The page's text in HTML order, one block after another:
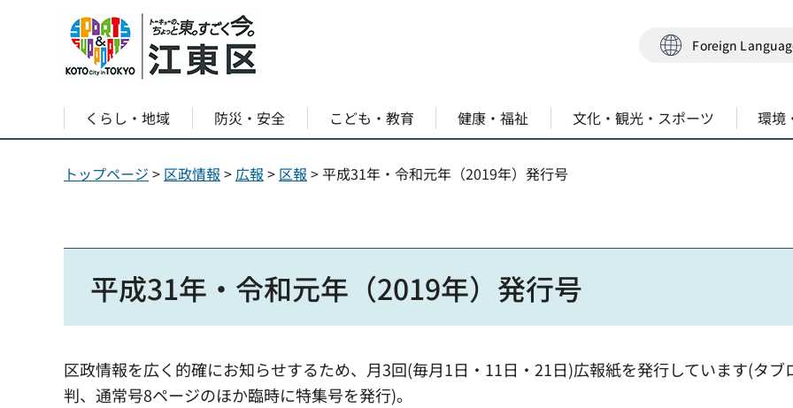
Foreign
くらし・地域 防災・安全 こども・教育 健康・福祉 文化・観光・スポーツ 環境
トップページ > 区政情報 > 広報 > 区報 > 平成31年・令和元年（2019年）発行号
平成31年・令和元年（2019年）発行号
区政情報を広く的確にお知らせするため、月3回(毎月1日・11日・21日)広報紙を発行しています(タブ
判、通常号8ページのほか臨時に特集号を発行)。